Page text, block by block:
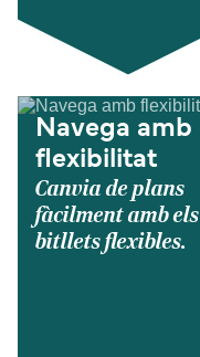
Navega amb
flexibilitat
Canvia de plans
fàcilment amb els
bitllets flexibles.